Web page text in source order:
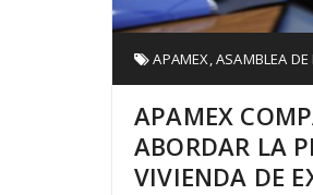
APAMEX,ASAMBLEA
APAMEX
ABORDAR LA
VIVIENDA DE